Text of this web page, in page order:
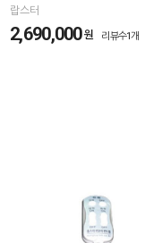
랍스터
2,690,000원 리뷰수1개